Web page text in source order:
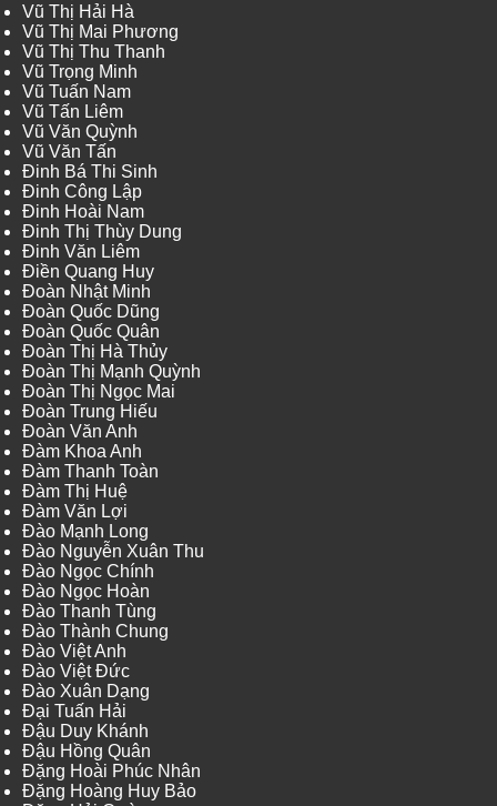
Vũ Thị Hải Hà
Vũ Thị Mai Phương
Vũ Thị Thu Thanh
Vũ Trọng Minh
Vũ Tuấn Nam
Vũ Tấn Liêm
Vũ Văn Quỳnh
Vũ Văn Tấn
Đinh Bá Thi Sinh
Đinh Công Lập
Đinh Hoài Nam
Đinh Thị Thùy Dung
Đinh Văn Liêm
Điền Quang Huy
Đoàn Nhật Minh
Đoàn Quốc Dũng
Đoàn Quốc Quân
Đoàn Thị Hà Thủy
Đoàn Thị Mạnh Quỳnh
Đoàn Thị Ngọc Mai
Đoàn Trung Hiếu
Đoàn Văn Anh
Đàm Khoa Anh
Đàm Thanh Toàn
Đàm Thị Huệ
Đàm Văn Lợi
Đào Mạnh Long
Đào Nguyễn Xuân Thu
Đào Ngọc Chính
Đào Ngọc Hoàn
Đào Thanh Tùng
Đào Thành Chung
Đào Việt Anh
Đào Việt Đức
Đào Xuân Dạng
Đại Tuấn Hải
Đậu Duy Khánh
Đậu Hồng Quân
Đặng Hoài Phúc Nhân
Đặng Hoàng Huy Bảo